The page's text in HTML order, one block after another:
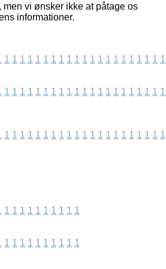
vi ønsker ikke at påtage os
informationer.
1 1 1 1 1 1 1 1 1 1 1 1 1 1 1 1 1 1 1 1 1
1 1 1 1 1 1 1 1 1 1 1 1 1 1 1 1 1 1 1 1 1
1 1 1 1 1 1 1 1 1 1 1 1 1 1 1 1 1 1 1 1 1
1 1 1 1 1 1 1 1 1 1
1 1 1 1 1 1 1 1 1 1